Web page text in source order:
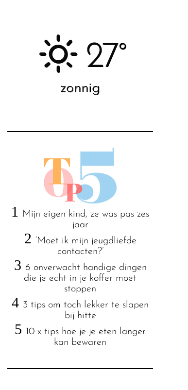
27°
zonnig
1
Mijn eigen kind, ze was pas zes
jaar
2 ‘Moet ik mijn jeugdliefde
contacten?’
3 6 onverwacht handige dingen
die je echt in je koffer moet
stoppen
4 3 tips om toch lekker te slapen
bij hitte
5 10 x tips hoe je je eten langer
kan bewaren